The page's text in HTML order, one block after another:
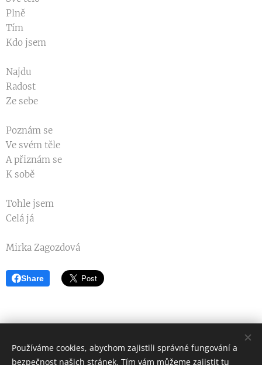
Plně
Tím
Kdo jsem
Najdu
Radost
Ze sebe
Poznám se
Ve svém těle
A přiznám se
K sobě
Tohle jsem
Celá já
Mirka Zagozdová
Share
Používáme cookies, abychom zajistili správné fungování a
bezpečnost našich stránek. Tím vám můžeme zajistit tu